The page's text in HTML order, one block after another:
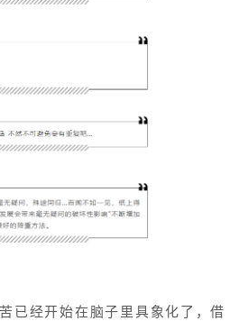
已经开始在脑子里具象化了，借